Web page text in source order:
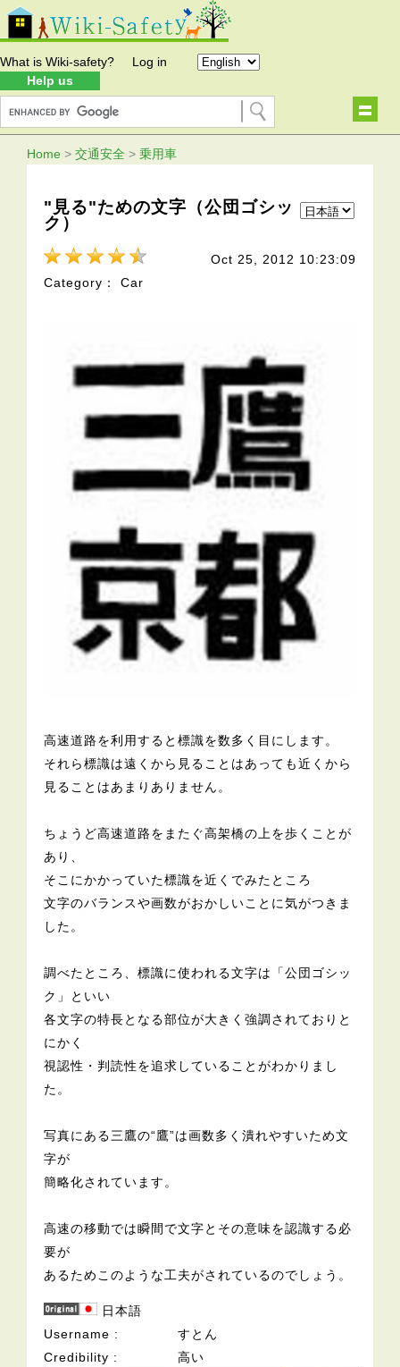
What is Wiki-safety?
Help us
Log in
Home > 交通安全 > 乗用車
"見る"ための文字（公団ゴシッ
ク）
Oct 25, 2012 10:23:09
Category： Car
高速道路を利用すると標識を数多く目にします。
それら標識は遠くから見ることはあっても近くから
見ることはあまりありません。
ちょうど高速道路をまたぐ高架橋の上を歩くことが
あり、
そこにかかっていた標識を近くでみたところ
文字のバランスや画数がおかしいことに気がつきま
した。
調べたところ、標識に使われる文字は「公団ゴシッ
ク」といい
各文字の特長となる部位が大きく強調されておりと
にかく
視認性・判読性を追求していることがわかりまし
た。
写真にある三鷹の“鷹”は画数多く潰れやすいため文
字が
簡略化されています。
高速の移動では瞬間で文字とその意味を認識する必
要が
あるためこのような工夫がされているのでしょう。
日本語
Username
すとん
Credibility
高い